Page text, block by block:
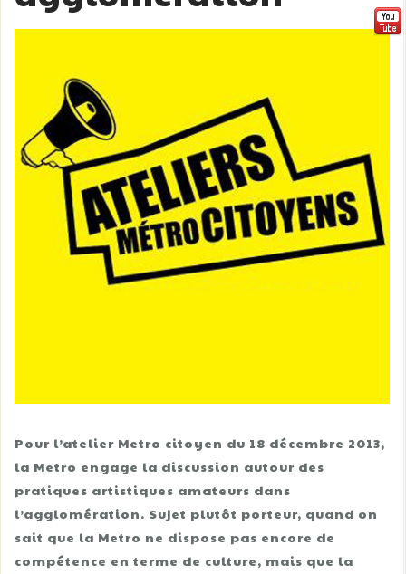
Pour l’atelier Metro citoyen du 18 décembre 2013,
la Metro engage la discussion autour des
pratiques artistiques amateurs dans
l’agglomération. Sujet plutôt porteur, quand on
sait que la Metro ne dispose pas encore de
compétence en terme de culture, mais que la